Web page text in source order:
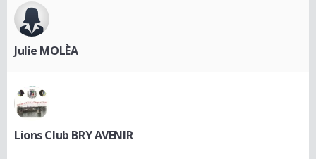
Julie MOLÈA
Lions Club BRY AVENIR